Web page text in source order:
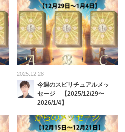
2025.12.28
今週のスピリチュアルメッ
セージ 【2025/12/29〜
2026/1/4】